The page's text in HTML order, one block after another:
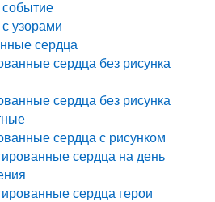
событие
с узорами
сердца
сердца без рисунка
сердца без рисунка
сердца с рисунком
сердца на день
сердца герои